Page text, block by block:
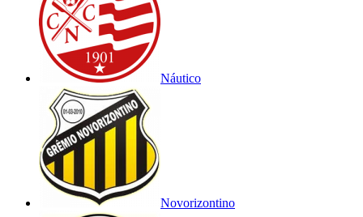
Náutico
Novorizontino